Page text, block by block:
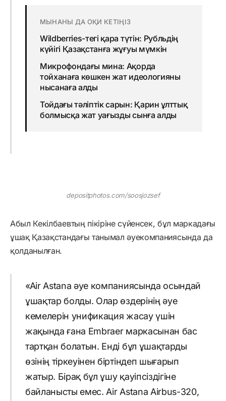
МЫНАНЫ ДА ОҚИ КЕТІҢІЗ
Wildberries-тегі қара түтін: Рубльдің
күйігі Қазақстанға жұғуы мүмкін
Микрофондағы мина: Ақорда
тойханаға көшкен жат идеологияны
нысанаға алды
Тойдағы тәліптік сарын: Қарин ұлттық
болмысқа жат уағызды сынға алды
depositphotos.com/soosjozsef
Абыл Кекілбаевтың пікіріне сүйенсек, бұл маркадағы
ұшақ Қазақстандағы танымал әуекомпаниясында да
қолданылған.
«Air Astana әуе компаниясында осындай
ұшақтар болды. Олар өздерінің әуе
кемелерін унификация жасау үшін
жақында ғана Embraer маркасынан бас
тартқан болатын. Енді бұл ұшақтарды
өзінің тіркеуінен біртіндеп шығарып
жатыр. Бірақ бұл ұшу қауіпсіздігіне
байланысты емес. Air Astana Airbus-320,